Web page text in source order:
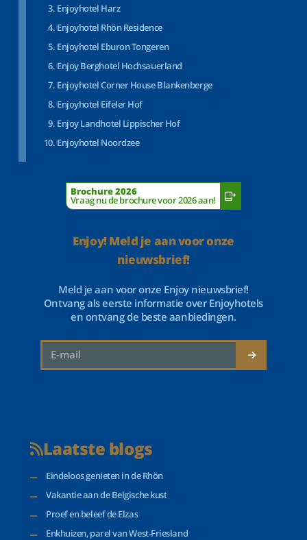
Enjoyhotel Harz
Enjoyhotel Rhön Residence
Enjoyhotel Eburon Tongeren
Enjoy Berghotel Hochsauerland
Enjoyhotel Corner House Blankenberge
Enjoyhotel Eifeler Hof
Enjoy Landhotel Lippischer Hof
Enjoyhotel Noordzee
Brochure 2026
Vraag nu de brochure voor 2026 aan!
Enjoy! Meld je aan voor onze
nieuwsbrief!
Meld je aan voor onze Enjoy nieuwsbrief!
Ontvang als eerste informatie over Enjoyhotels
en ontvang de beste aanbiedingen.
Laatste blogs
Eindeloos genieten in de Rhön
Vakantie aan de Belgische kust
Proef en beleef de Elzas
Enkhuizen, parel van West-Friesland